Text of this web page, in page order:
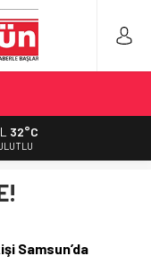
32°C
Samsun’da